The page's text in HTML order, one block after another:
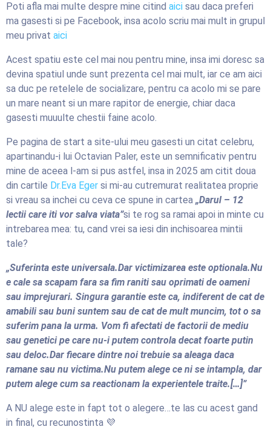
Poti afla mai multe despre mine citind aici sau daca preferi
ma gasesti si pe Facebook, insa acolo scriu mai mult in grupul
meu privat aici
Acest spatiu este cel mai nou pentru mine, insa imi doresc sa
devina spatiul unde sunt prezenta cel mai mult, iar ce am aici
sa duc pe retelele de socializare, pentru ca acolo mi se pare
un mare neant si un mare rapitor de energie, chiar daca
gasesti muuulte chestii faine acolo.
Pe pagina de start a site-ului meu gasesti un citat celebru,
apartinandu-i lui Octavian Paler, este un semnificativ pentru
mine de aceea l-am si pus astfel, insa in 2025 am citit doua
din cartile Dr.Eva Eger si mi-au cutremurat realitatea proprie
si vreau sa inchei cu ceva ce spune in cartea „Darul – 12
lectii care iti vor salva viata”si te rog sa ramai apoi in minte cu
intrebarea mea: tu, cand vrei sa iesi din inchisoarea mintii
tale?
„Suferinta este universala.Dar victimizarea este optionala.Nu
e cale sa scapam fara sa fim raniti sau oprimati de oameni
sau imprejurari. Singura garantie este ca, indiferent de cat de
amabili sau buni suntem sau de cat de mult muncim, tot o sa
suferim pana la urma. Vom fi afectati de factorii de mediu
sau genetici pe care nu-i putem controla decat foarte putin
sau deloc.Dar fiecare dintre noi trebuie sa aleaga daca
ramane sau nu victima.Nu putem alege ce ni se intampla, dar
putem alege cum sa reactionam la experientele traite.[…]”
A NU alege este in fapt tot o alegere…te las cu acest gand
in final, cu recunostinta 💜